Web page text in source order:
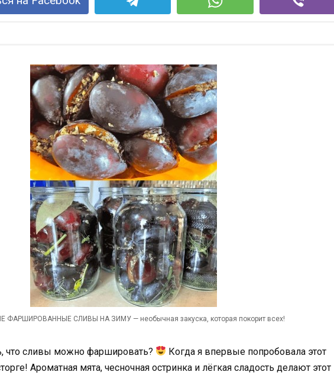
ФАРШИРОВАННЫЕ СЛИВЫ НА ЗИМУ — необычная закуска, которая покорит всех!
что сливы можно фаршировать?
Когда я впервые попробовала этот
Ароматная мята, чесночная остринка и лёгкая сладость делают этот